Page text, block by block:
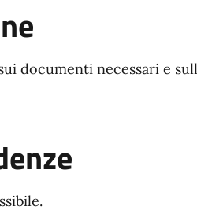
documenti necessari e